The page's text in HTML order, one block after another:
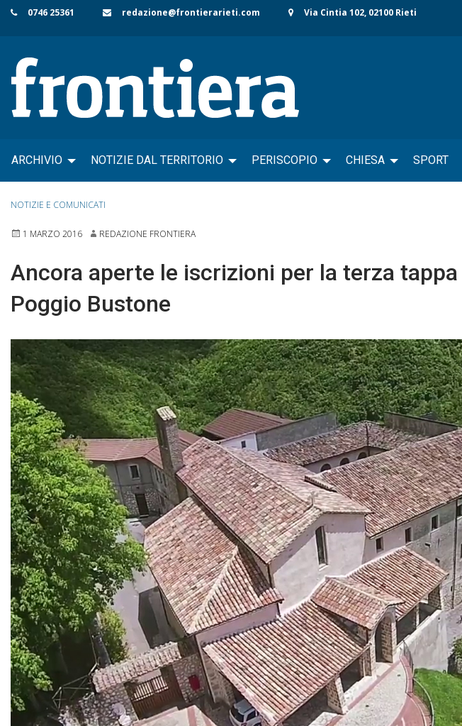
Skip
content
0746 25361 redazione@frontierarieti.com Via Cintia 102, 02100 Rieti
ARCHIVIO NOTIZIE DAL TERRITORIO PERISCOPIO CHIESA SPORT
NOTIZIE E COMUNICATI
1 MARZO 2016 REDAZIONE FRONTIERA
Ancora aperte le iscrizioni per la terza
Poggio Bustone